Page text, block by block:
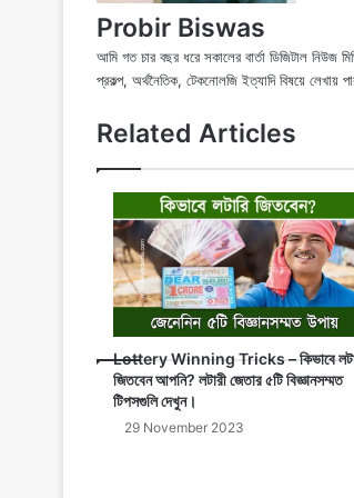
Probir Biswas
আমি গত চার বছর ধরে সকালের বার্তা ডিজিটাল
প্রকল্প, অর্থনৈতিক, টেকনোলজি ইত্যাদি বিষয়ে লেখায়
Related Articles
Lottery Winning Tricks – কিভাবে
জিতবেন আপনি? লটারী জেতার ৫টি বিজ্ঞানসম্মত
টিপসগুলি দেখুন।
29 November 2023